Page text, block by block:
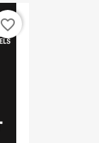
favorite_border